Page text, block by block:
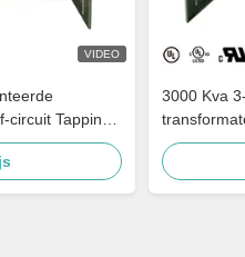
VIDEO
circuit Tapping
Porselein
3000 Kva
IEEE-